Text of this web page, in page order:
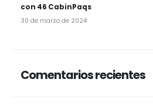
con 46 CabinPaqs
30 de marzo de 2024
Comentarios recientes